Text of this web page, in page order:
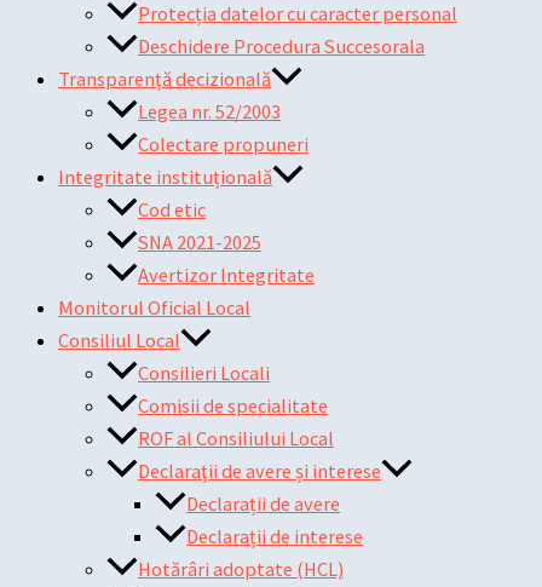
Protecția datelor cu caracter personal
Deschidere Procedura Succesorala
Transparență decizională
Legea nr. 52/2003
Colectare propuneri
Integritate instituțională
Cod etic
SNA 2021-2025
Avertizor Integritate
Monitorul Oficial Local
Consiliul Local
Consilieri Locali
Comisii de specialitate
ROF al Consiliului Local
Declarații de avere și interese
Declarații de avere
Declarații de interese
Hotărâri adoptate (HCL)